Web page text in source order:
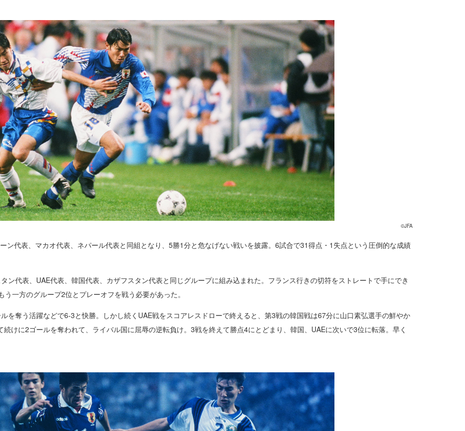
©JFA
ン代表、マカオ代表、ネパール代表と同組となり、5勝1分と危なげない戦いを披露。6試合で31得点・1失点という圧倒的な成績
ン代表、UAE代表、韓国代表、カザフスタン代表と同じグループに組み込まれた。フランス行きの切符をストレートで手にでき
一方のグループ2位とプレーオフを戦う必要があった。
を奪う活躍などで6-3と快勝。しかし続くUAE戦をスコアレスドローで終えると、第3戦の韓国戦は67分に山口素弘選手の鮮やか
けに2ゴールを奪われて、ライバル国に屈辱の逆転負け。3戦を終えて勝点4にとどまり、韓国、UAEに次いで3位に転落。早く